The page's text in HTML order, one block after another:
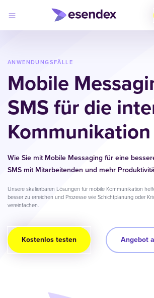
Ihre
(DE)
Produkte
Lösungen
Developers
Preise
Esendex?
Log
in
ANWENDUNGSFÄLLE
Mobile
SMS für die
Kommunikation
Wie Sie mit Mobile Messaging für eine
SMS mit Mitarbeitenden und mehr
Unsere skalierbaren Lösungen für mobile Kommunikation
besser zu erreichen und Prozesse wie Schichtplanung oder
vereinfachen.
Kostenlos testen Angebot